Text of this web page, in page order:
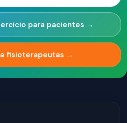
para pacientes →
fisioterapeutas →